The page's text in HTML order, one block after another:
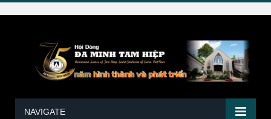
NAVIGATE